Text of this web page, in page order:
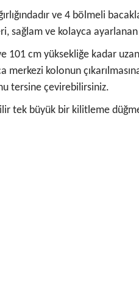
ve 4 bölmeli
sağlam ve kolayca
101 cm yüksekliğe kadar
merkezi kolonun
tersine çevirebilirsiniz.
tek büyük bir kilitleme